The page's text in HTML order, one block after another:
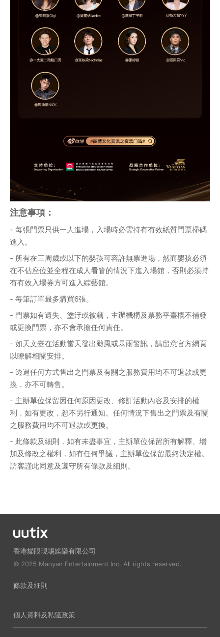
注意事項：
- 每張門票只供一人進場，入場時必需持有有效紙質門票掃碼
進入。
- 所有在三周歲或以下的嬰孩可容許無票進場，然而嬰孩必須
在不佔座位並全程在成人看管的情況下進入場館，否則必須持
有有效入場券方可進入綜藝館。
- 每筆訂單最多購買6張。
- 門票如有遺失、塗汙或被竊，主辦機構及票務平臺概不補發
或更換門票，亦不會承擔任何責任。
- 如天文臺在活動當天發出颱風或暴雨警訊，請留意官方網頁
以瞭解相關安排。
- 透過任何方式售出之門票及有關之服務費用均不可退款或更
換，亦不可轉售。
- 主辦單位保留因任何原因更改、修訂活動內容及安排的權
利，如有更改，恕不另行通知。任何情況下售出之門票及有關
之服務費用均不可退款或更換。
- 此條款及細則，如有未盡事宜，主辦單位保留所有解釋、增
加及修改之權利，如有任何爭議，主辦單位保留最終決定權。
訪客謹此同意及遵守所有條款及細則。
香港貓眼現埸娛樂有限公司
© 2025 Maoyan Entertainment Inc. All rights reserved.
條款及細則
個人資料及私隨政策